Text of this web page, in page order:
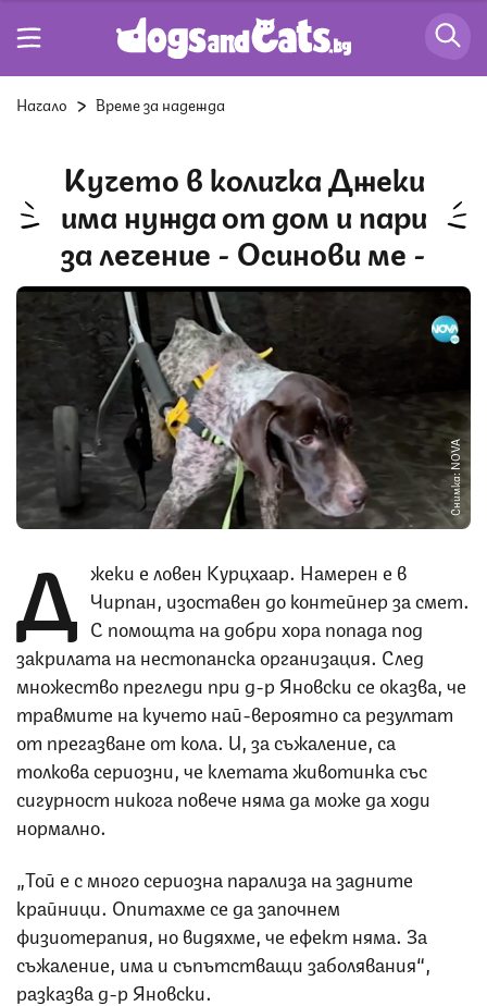
Начало Време за надежда
Кучето в количка Джеки
има нужда от дом и пари
за лечение - Осинови ме -
Снимка: NOVA
Д жеки е ловен Курцхаар. Намерен е в
Чирпан, изоставен до контейнер за смет.
С помощта на добри хора попада под
закрилата на нестопанска организация. След
множество прегледи при д-р Яновски се оказва, че
травмите на кучето най-вероятно са резултат
от прегазване от кола. И, за съжаление, са
толкова сериозни, че клетата животинка със
сигурност никога повече няма да може да ходи
нормално.
„Той е с много сериозна парализа на задните
крайници. Опитахме се да започнем
физиотерапия, но видяхме, че ефект няма. За
съжаление, има и съпътстващи заболявания“,
разказва д-р Яновски.